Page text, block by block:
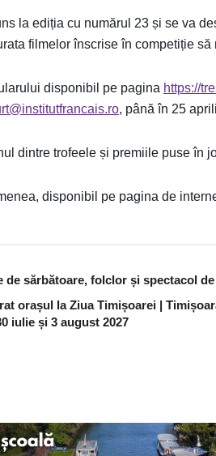
la ediția cu numărul 23 și se va
filmelor înscrise în competiție
disponibil pe pagina https://
, până în 25
dintre trofeele și premiile puse în
disponibil pe pagina de
de sărbătoare, folclor și spectacol
orașul la Ziua Timișoarei |
iulie și 3 august 2027